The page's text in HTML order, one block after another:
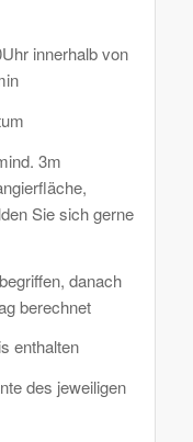
innerhalb von
3m
Sie sich gerne
danach
berechnet
enthalten
des jeweiligen